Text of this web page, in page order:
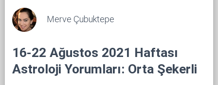
Merve Çubuktepe
16-22 Ağustos 2021 Haftası
Astroloji Yorumları: Orta Şekerli